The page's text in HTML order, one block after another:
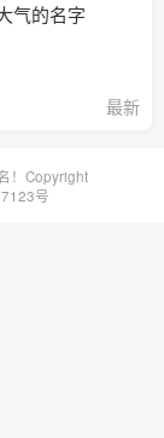
气的名字
最新
！Copyright
号